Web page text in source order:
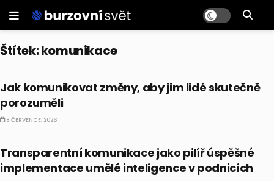
Štítek:komunikace
Jak komunikovat změny, aby jim lidé skutečně
porozuměli
8 ČERVENCE, 2026
Transparentní komunikace jako pilíř úspěšné
implementace umělé inteligence v podnicích